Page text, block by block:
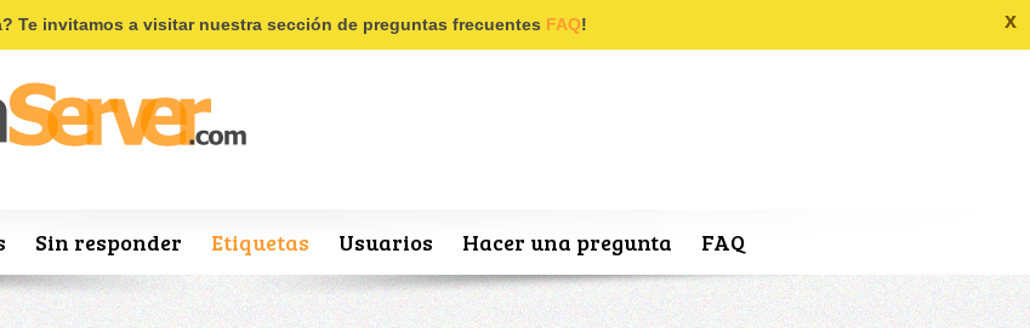
Recordar Registro
Te invitamos a visitar nuestra sección de preguntas frecuentes FAQ! x
Sin responder Etiquetas Usuarios Hacer una pregunta FAQ